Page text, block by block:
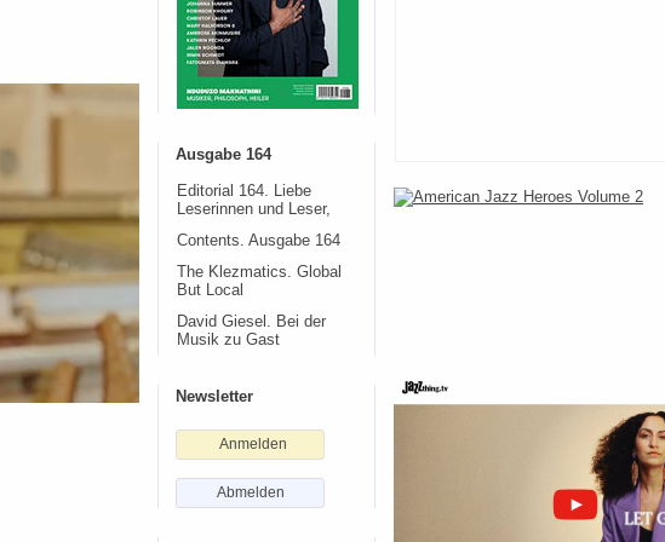
Ausgabe 164
Editorial 164. Liebe
Leserinnen und Leser,
Contents. Ausgabe 164
The Klezmatics. Global
But Local
David Giesel. Bei der
Musik zu Gast
Newsletter
Anmelden
Abmelden